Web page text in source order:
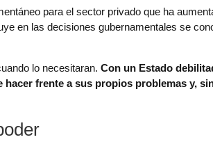
para el sector privado que ha
en las decisiones gubernamentales se
lo necesitaran.Con un Estado
frente a sus propios problemas y,